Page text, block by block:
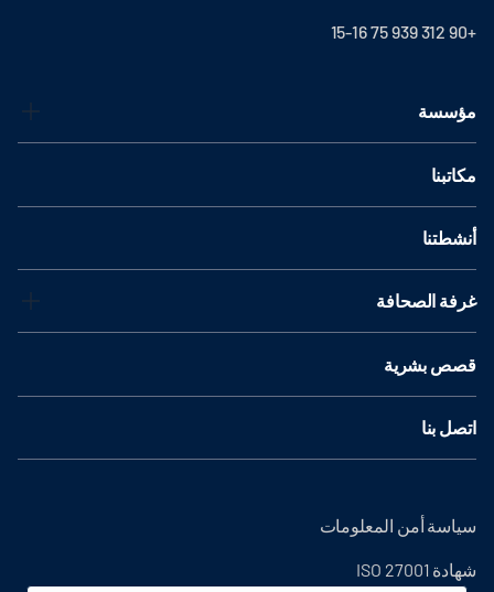
+90 312 939 75 15-16
مؤسسة
مكاتبنا
أنشطتنا
غرفة الصحافة
قصص بشرية
اتصل بنا
سياسة أمن المعلومات
شهادة ISO 27001